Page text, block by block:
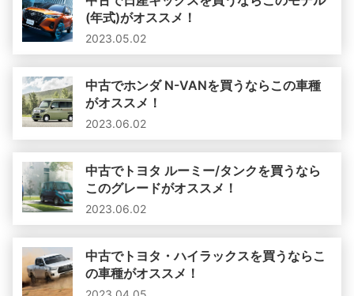
(年式)がオススメ！
2023.05.02
中古でホンダ N-VANを買うならこの車種
がオススメ！
2023.06.02
中古でトヨタ ルーミー/タンクを買うなら
このグレードがオススメ！
2023.06.02
中古でトヨタ・ハイラックスを買うならこ
の車種がオススメ！